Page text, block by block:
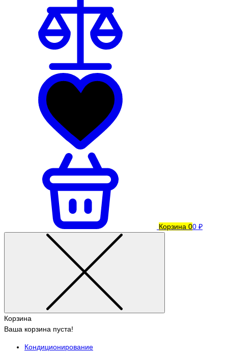
Корзина 00 ₽
Корзина
Ваша корзина пуста!
Кондиционирование